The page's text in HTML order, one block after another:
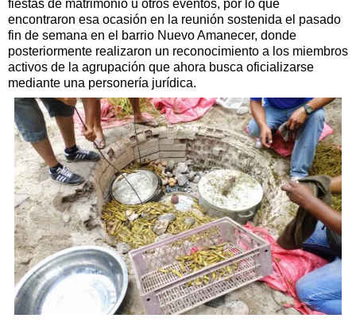
fiestas de matrimonio u otros eventos, por lo que
encontraron esa ocasión en la reunión sostenida el pasado
fin de semana en el barrio Nuevo Amanecer, donde
posteriormente realizaron un reconocimiento a los miembros
activos de la agrupación que ahora busca oficializarse
mediante una personería jurídica.